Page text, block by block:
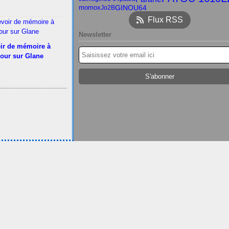
de mémoire à
sur Glane
momoxJo2BGINOU64
Flux RSS
Newsletter